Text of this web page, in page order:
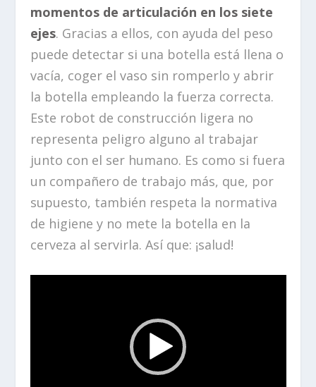
momentos de articulación en los siete
ejes. Gracias a ellos, con ayuda del peso
puede detectar si una botella está llena o
vacía, coger el vaso sin romperlo y abrir
la botella empleando la fuerza correcta.
Este robot de construcción ligera no
representa peligro alguno al trabajar
junto con el ser humano. Es como si fuera
un compañero de trabajo más, que, por
supuesto, también respeta la normativa
de higiene y no mete la botella en la
cerveza al servirla. Así que: ¡salud!